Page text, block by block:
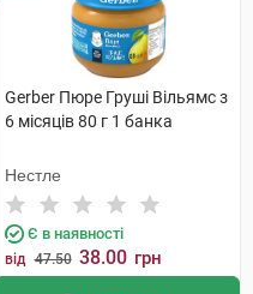
Gerber Пюре Груші Вільямс з
6 місяців 80 г 1 банка
Нестле
Є в наявності
від 47.50 38.00 грн